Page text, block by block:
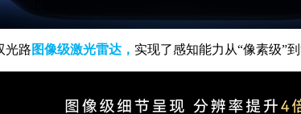
光路 图像级激光雷达， 实现了感知能力从“像素级”